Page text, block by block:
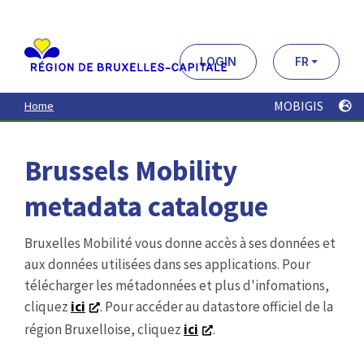
contenu
principal
LOGIN FR
Home MOBIGIS
Brussels Mobility
metadata catalogue
Bruxelles Mobilité vous donne accès à ses données et
aux données utilisées dans ses applications. Pour
télécharger les métadonnées et plus d'infomations,
cliquez ici
. Pour accéder au datastore officiel de la
région Bruxelloise, cliquez ici .